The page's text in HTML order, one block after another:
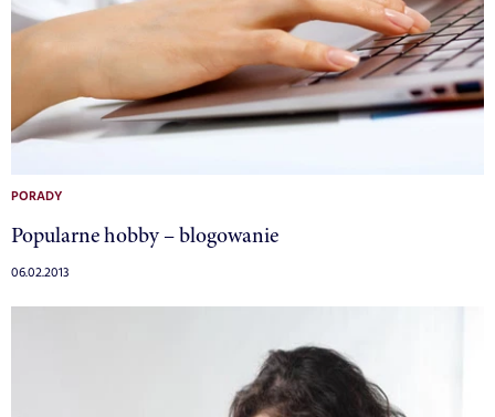
PORADY
Popularne hobby – blogowanie
06.02.2013